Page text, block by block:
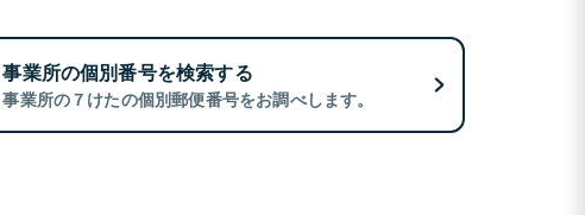
事業所の個別番号を検索する
事業所の７けたの個別郵便番号をお調べします。